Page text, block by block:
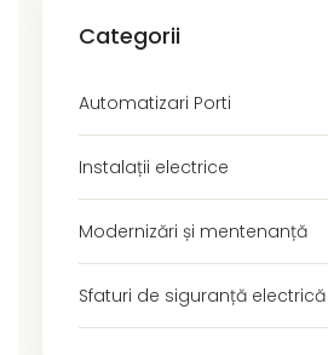
Categorii
Automatizari Porti
Instalații electrice
Modernizări și mentenanță
Sfaturi de siguranță electrică